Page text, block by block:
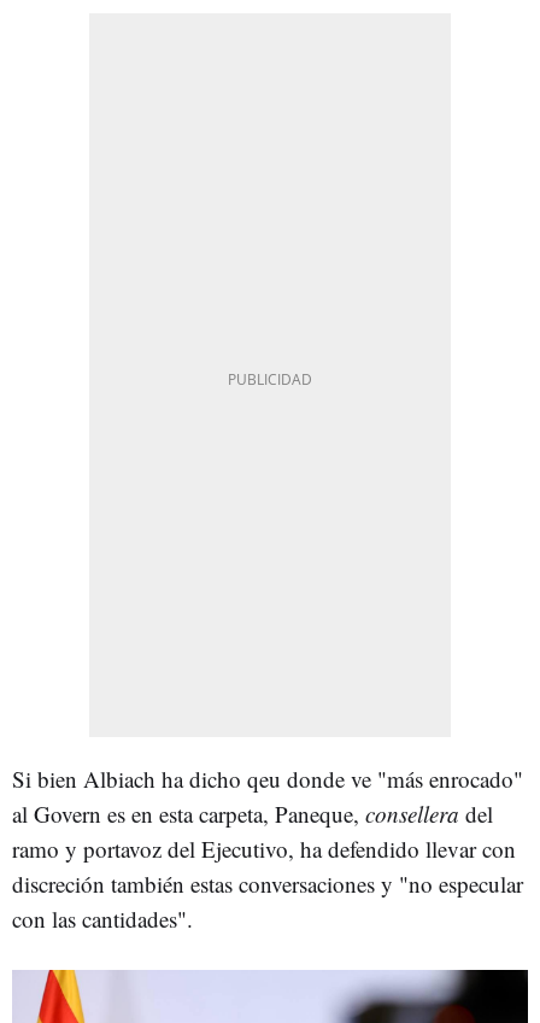
Si bien Albiach ha dicho qeu donde ve "más enrocado"
al Govern es en esta carpeta, Paneque, consellera del
ramo y portavoz del Ejecutivo, ha defendido llevar con
discreción también estas conversaciones y "no especular
con las cantidades".